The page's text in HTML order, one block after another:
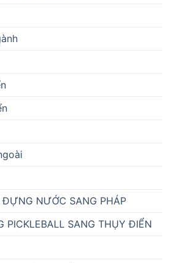
NƯỚC SANG PHÁP
PICKLEBALL SANG THỤY ĐIỂN